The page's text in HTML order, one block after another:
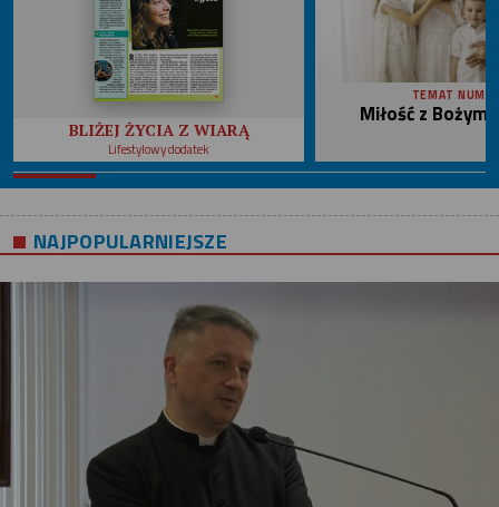
BLIŻEJ ŻYCIA Z WIARĄ
Lifestylowy dodatek
TEMAT
Miłość z
NAJPOPULARNIEJSZE